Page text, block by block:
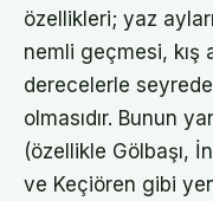
özellikleri; yaz
nemli geçmesi, kış
derecelerle
olmasıdır. Bunun
(özellikle Gölbaşı,
ve Keçiören gibi